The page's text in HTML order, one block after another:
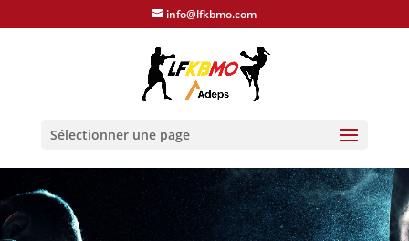
info@lfkbmo.com
Sélectionner une page